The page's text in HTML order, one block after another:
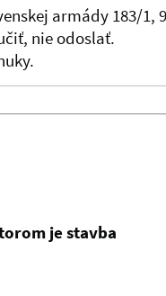
armády 183/1,
nie odoslať.
je stavba